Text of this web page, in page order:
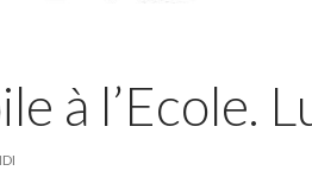
à l’Ecole.